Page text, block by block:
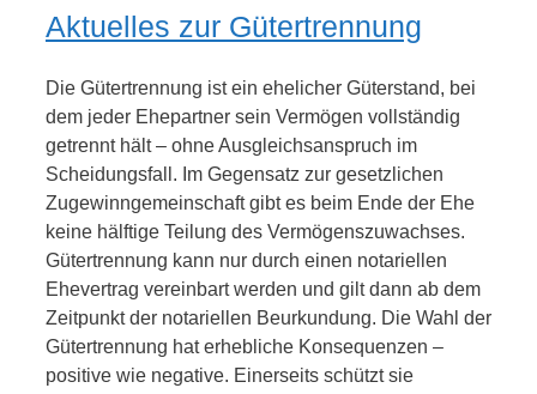
Aktuelles zur Gütertrennung
Die Gütertrennung ist ein ehelicher Güterstand, bei
dem jeder Ehepartner sein Vermögen vollständig
getrennt hält – ohne Ausgleichsanspruch im
Scheidungsfall. Im Gegensatz zur gesetzlichen
Zugewinngemeinschaft gibt es beim Ende der Ehe
keine hälftige Teilung des Vermögenszuwachses.
Gütertrennung kann nur durch einen notariellen
Ehevertrag vereinbart werden und gilt dann ab dem
Zeitpunkt der notariellen Beurkundung. Die Wahl der
Gütertrennung hat erhebliche Konsequenzen –
positive wie negative. Einerseits schützt sie